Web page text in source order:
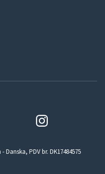
Danska, PDV br. DK17484575